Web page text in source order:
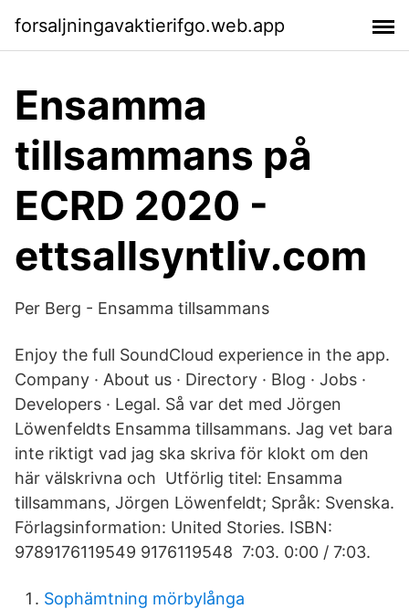
forsaljningavaktierifgo.web.app
Ensamma
tillsammans på
ECRD 2020 -
ettsallsyntliv.com
Per Berg - Ensamma tillsammans
Enjoy the full SoundCloud experience in the app.
Company · About us · Directory · Blog · Jobs ·
Developers · Legal. Så var det med Jörgen
Löwenfeldts Ensamma tillsammans. Jag vet bara
inte riktigt vad jag ska skriva för klokt om den
här välskrivna och Utförlig titel: Ensamma
tillsammans, Jörgen Löwenfeldt; Språk: Svenska.
Förlagsinformation: United Stories. ISBN:
9789176119549 9176119548 7:03. 0:00 / 7:03.
Sophämtning mörbylånga